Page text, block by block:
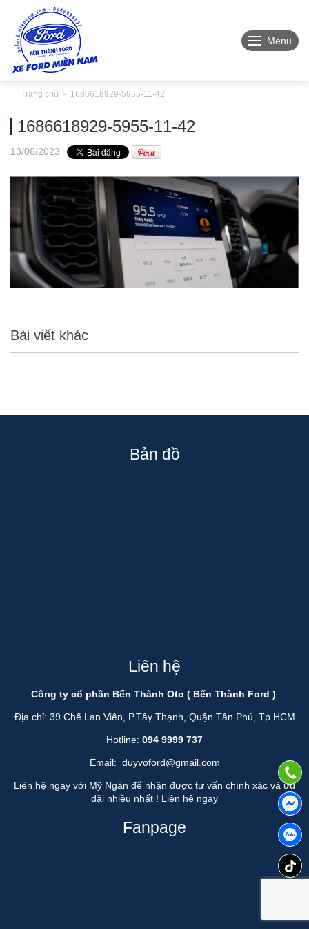
Menu
Trang chủ 1686618929-5955-11-42
1686618929-5955-11-42
13/06/2023
Bài viết khác
Bản đồ
Liên hệ
Công ty cổ phần Bến Thành Oto ( Bến Thành Ford )
Địa chỉ: 39 Chế Lan Viên, P.Tây Thạnh, Quận Tân Phú, Tp HCM
Hotline: 094 9999 737
Email: duyvoford@gmail.com
Liên hệ ngay với Mỹ Ngân để nhận được tư vấn chính xác và ưu
đãi nhiều nhất ! Liên hệ ngay
Fanpage